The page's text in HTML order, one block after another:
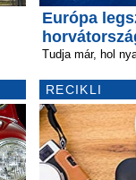
Európa
Tudja már, hol
RECIKLI